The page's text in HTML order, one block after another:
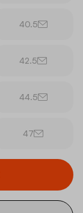
40.5
42.5
44.5
47